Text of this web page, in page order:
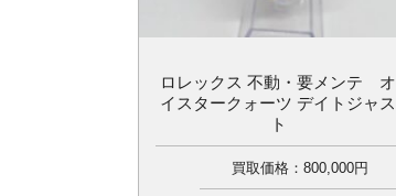
ロレックス 不動・要メンテ オ
イスタークォーツ デイトジャス
ト
買取価格：800,000円